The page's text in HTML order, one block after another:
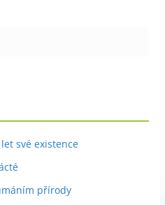
své existence
přírody